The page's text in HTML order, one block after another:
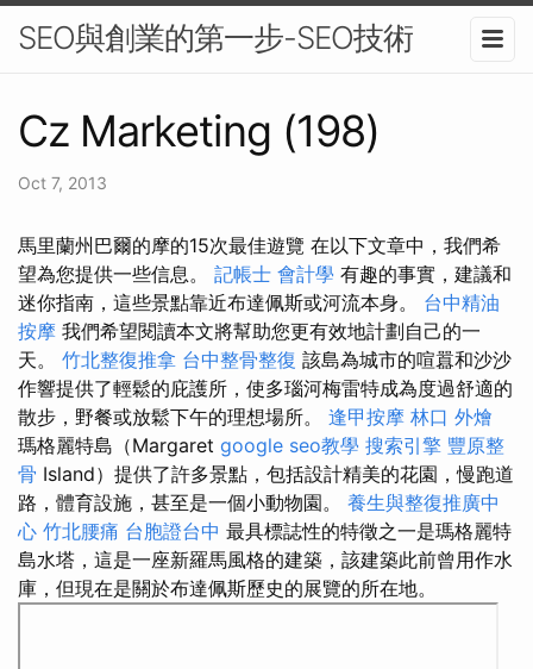
SEO與創業的第一步-SEO技術
Cz Marketing (198)
Oct 7, 2013
馬里蘭州巴爾的摩的15次最佳遊覽 在以下文章中，我們希
望為您提供一些信息。 記帳士 會計學 有趣的事實，建議和
迷你指南，這些景點靠近布達佩斯或河流本身。 台中精油
按摩 我們希望閱讀本文將幫助您更有效地計劃自己的一
天。 竹北整復推拿 台中整骨整復 該島為城市的喧囂和沙沙
作響提供了輕鬆的庇護所，使多瑙河梅雷特成為度過舒適的
散步，野餐或放鬆下午的理想場所。 逢甲按摩 林口 外燴
瑪格麗特島（Margaret google seo教學 搜索引擎 豐原整
骨 Island）提供了許多景點，包括設計精美的花園，慢跑道
路，體育設施，甚至是一個小動物園。 養生與整復推廣中
心 竹北腰痛 台胞證台中 最具標誌性的特徵之一是瑪格麗特
島水塔，這是一座新羅馬風格的建築，該建築此前曾用作水
庫，但現在是關於布達佩斯歷史的展覽的所在地。